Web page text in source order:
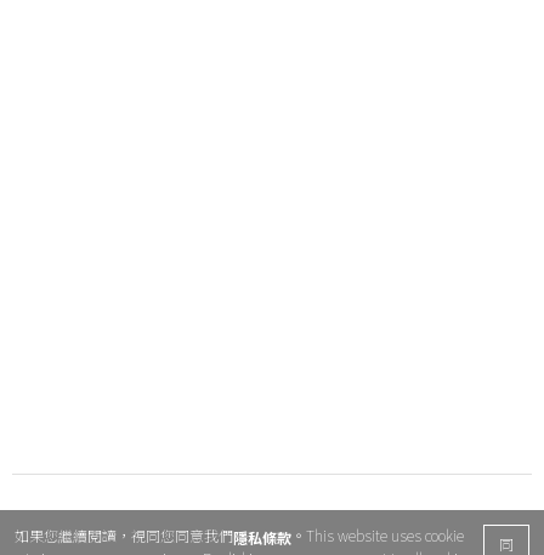
同
如果您繼續閱讀，視同您同意我們隱私條款 。This website uses cookie